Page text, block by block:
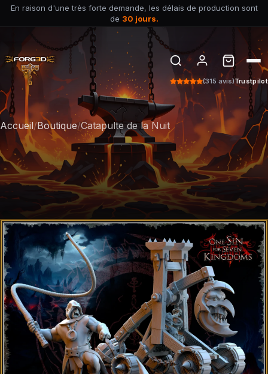
En raison d'une très forte demande, les délais de production sont
de 30 jours.
(315 avis)Trustpilot
Accueil/Boutique/Catapulte de la Nuit